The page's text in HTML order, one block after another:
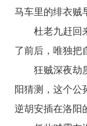
马车里的绯衣贼
杜老九赶回
了前后，唯独把
狂贼深夜劫
阳猜测，这个公
逆胡安插在洛阳